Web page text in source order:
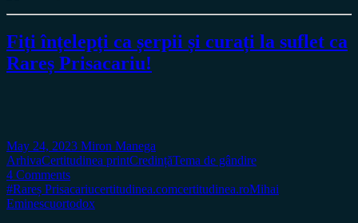
Fiți înțelepți ca șerpii și curați la suflet ca
Rareș Prisacariu!
May 24, 2023 Miron Manega
ArhivaCertitudinea printCredințăTema de gândire
4 Comments
#Rareș Prisacariucertitudinea.comcertitudinea.roMihai
Eminescuortodox